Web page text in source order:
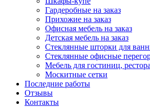
Гардеробные на заказ
Прихожие на заказ
Офисная мебель на заказ
Детская мебель на заказ
Стеклянные шторки для
Стеклянные офисные
Мебель для гостиниц,
Москитные сетки
Последние работы
Отзывы
Контакты